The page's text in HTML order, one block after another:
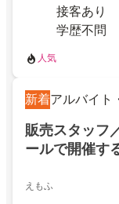
接客あり
学歴不問
人気
新着アルバイト
販売スタッフ
ールで開催す
えもふ